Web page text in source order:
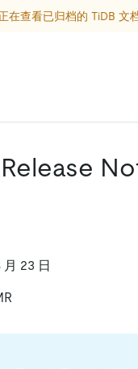
在查看已归档的 TiDB 文
23 日